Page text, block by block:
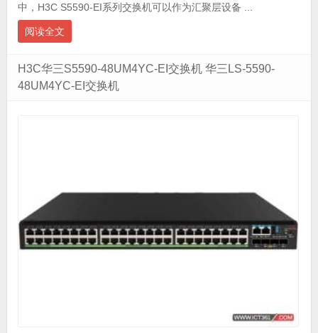
中，H3C S5590-EI系列交换机可以作为汇聚层设备 ...
阅读全文
H3C华三S5590-48UM4YC-EI交换机 华三LS-5590-
48UM4YC-EI交换机